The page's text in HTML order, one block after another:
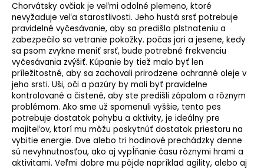
Chorvátsky ovčiak je veľmi odolné plemeno, ktoré
nevyžaduje veľa starostlivosti. Jeho hustá srsť potrebuje
pravidelné vyčesávanie, aby sa predišlo plstnateniu a
zabezpečilo sa vetranie pokožky. počas jari a jesene, kedy
sa psom zvykne meniť srsť, bude potrebné frekvenciu
vyčesávania zvýšiť. Kúpanie by tiež malo byť len
príležitostné, aby sa zachovali prirodzene ochranné oleje v
jeho srsti. Uši, oči a pazúry by mali byť pravidelne
kontrolované a čistené, aby ste predišli zápalom a rôznym
problémom. Ako sme už spomenuli vyššie, tento pes
potrebuje dostatok pohybu a aktivity, je ideálny pre
majiteľov, ktorí mu môžu poskytnúť dostatok priestoru na
vybitie energie. Dve alebo tri hodinové prechádzky denne
sú nevyhnutnosťou, ako aj vypĺňanie času rôznymi hrami a
aktivitami. Veľmi dobre mu pôjde napríklad agility, alebo aj